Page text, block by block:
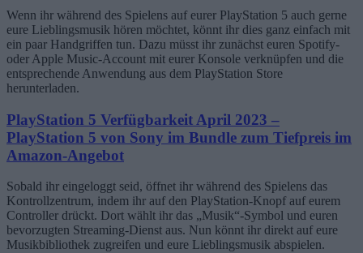
Wenn ihr während des Spielens auf eurer PlayStation 5 auch gerne
eure Lieblingsmusik hören möchtet, könnt ihr dies ganz einfach mit
ein paar Handgriffen tun. Dazu müsst ihr zunächst euren Spotify-
oder Apple Music-Account mit eurer Konsole verknüpfen und die
entsprechende Anwendung aus dem PlayStation Store
herunterladen.
PlayStation 5 Verfügbarkeit April 2023 –
PlayStation 5 von Sony im Bundle zum Tiefpreis im
Amazon-Angebot
Sobald ihr eingeloggt seid, öffnet ihr während des Spielens das
Kontrollzentrum, indem ihr auf den PlayStation-Knopf auf eurem
Controller drückt. Dort wählt ihr das „Musik“-Symbol und euren
bevorzugten Streaming-Dienst aus. Nun könnt ihr direkt auf eure
Musikbibliothek zugreifen und eure Lieblingsmusik abspielen.